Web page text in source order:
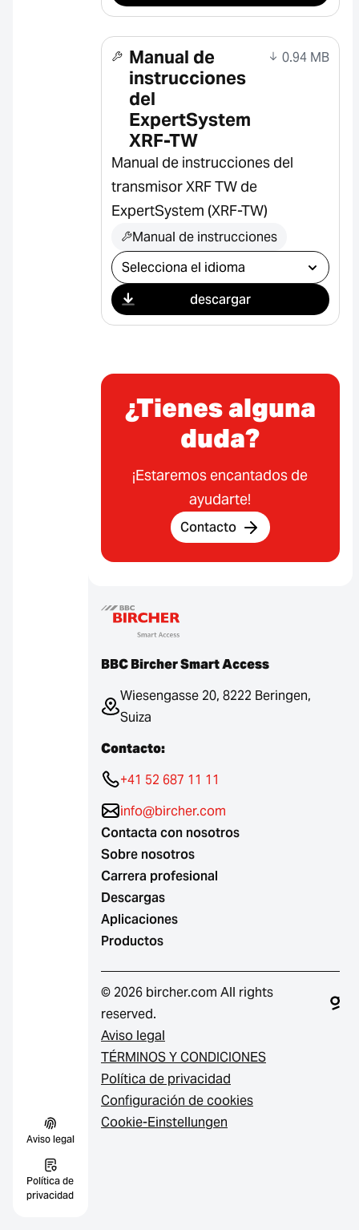
Aviso legal
Política de
privacidad
Manual de
instrucciones
del
ExpertSystem
XRF-TW
0.94 MB
Manual de instrucciones del
transmisor XRF TW de
ExpertSystem (XRF-TW)
Manual de instrucciones
Seleccionar descarga
descargar
¿Tienes alguna
duda?
¡Estaremos encantados de
ayudarte!
Contacto
BBC Bircher Smart Access
Wiesengasse 20, 8222 Beringen,
Suiza
Contacto:
+41 52 687 11 11
info@bircher.com
Contacta con nosotros
Sobre nosotros
Carrera profesional
Descargas
Aplicaciones
Productos
© 2026 bircher.com All rights
reserved.
Aviso legal
TÉRMINOS Y CONDICIONES
Política de privacidad
Configuración de cookies
Cookie-Einstellungen